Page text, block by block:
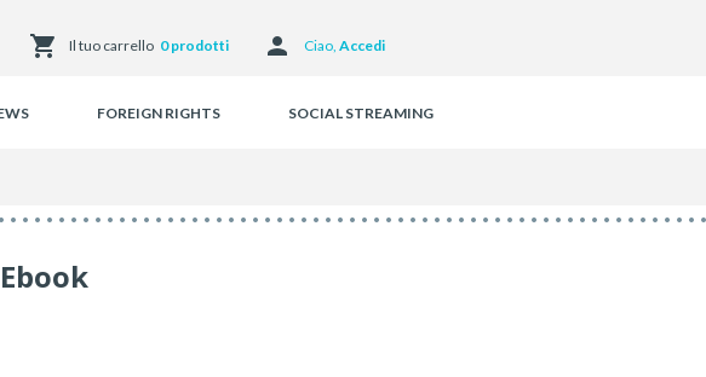
Il tuo carrello 0 prodotti Ciao, Accedi
FOREIGN RIGHTS SOCIAL STREAMING
Ebook